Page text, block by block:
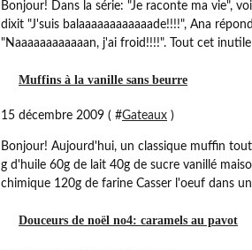
Bonjour! Dans la série: "Je raconte ma vie",
dixit "J'suis balaaaaaaaaaaaade!!!!", Ana
"Naaaaaaaaaaaan, j'ai froid!!!!". Tout cet
Muffins à la vanille sans beurre
15 décembre 2009 ( #Gateaux )
Bonjour! Aujourd'hui, un classique muffin
g d'huile 60g de lait 40g de sucre vanillé
chimique 120g de farine Casser l'oeuf dans
Douceurs de noël no4: caramels au pavot